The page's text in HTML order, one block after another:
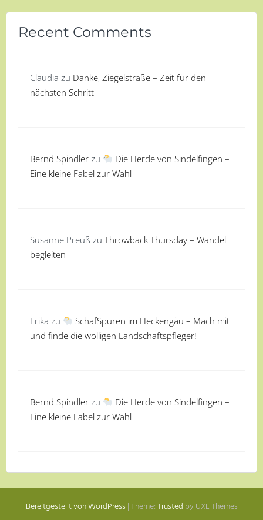
Recent Comments
Claudia zu Danke, Ziegelstraße – Zeit für den
nächsten Schritt
Bernd Spindler zu
Die Herde von Sindelfingen –
Eine kleine Fabel zur Wahl
Susanne Preuß zu Throwback Thursday – Wandel
begleiten
Erika zu
SchafSpuren im Heckengäu – Mach mit
und finde die wolligen Landschaftspfleger!
Bernd Spindler zu
Die Herde von Sindelfingen –
Eine kleine Fabel zur Wahl
Bereitgestellt von WordPress|Theme:Trusted by UXL Themes